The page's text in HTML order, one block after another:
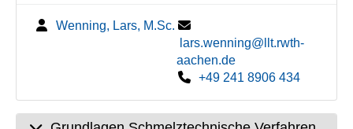
Wenning, Lars, M.Sc.
lars.wenning@llt.rwth-
aachen.de
+49 241 8906 434